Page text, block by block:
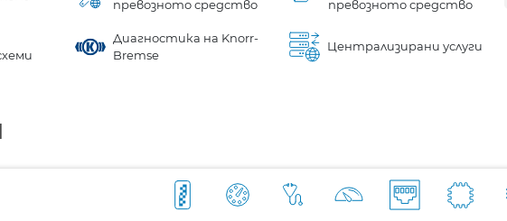
превозното средство
превозното средство
Диагностика на Knorr-
Bremse
Централизирани услуги